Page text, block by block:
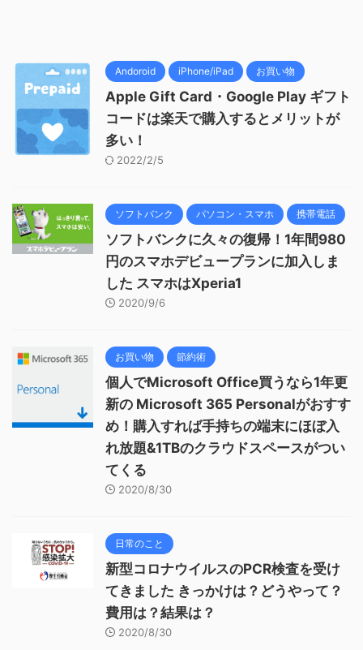
Andoroid iPhone/iPad お買い物
Apple Gift Card・Google Play ギフト
コードは楽天で購入するとメリットが
多い！
2022/2/5
ソフトバンク パソコン・スマホ 携帯電話
ソフトバンクに久々の復帰！1年間980
円のスマホデビュープランに加入しま
した スマホはXperia1
2020/9/6
お買い物 節約術
個人でMicrosoft Office買うなら1年更
新の Microsoft 365 Personalがおすす
め！購入すれば手持ちの端末にほぼ入
れ放題&1TBのクラウドスペースがつい
てくる
2020/8/30
日常のこと
新型コロナウイルスのPCR検査を受け
てきました きっかけは？どうやって？
費用は？結果は？
2020/8/30